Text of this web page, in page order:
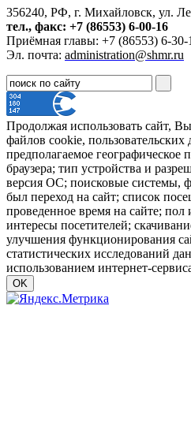
356240, РФ, г. Михайловск, ул.
тел., факс: +7 (86553) 6-00-16
Приёмная главы: +7 (86553) 6-30-
Эл. почта: administration@shmr.ru
Продолжая использовать сайт,
файлов cookie, пользовательских
предполагаемое географическое
браузера; тип устройства и
версия ОС; поисковые системы,
был переход на сайт; список
проведенное время на сайте; пол
интересы посетителей;
улучшения функционирования
статистических исследований
использованием интернет-
OK